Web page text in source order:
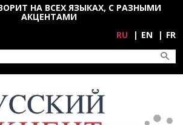
содержанию
НА ВСЕХ ЯЗЫКАХ, С РАЗНЫМИ
АКЦЕНТАМИ
RU EN FR